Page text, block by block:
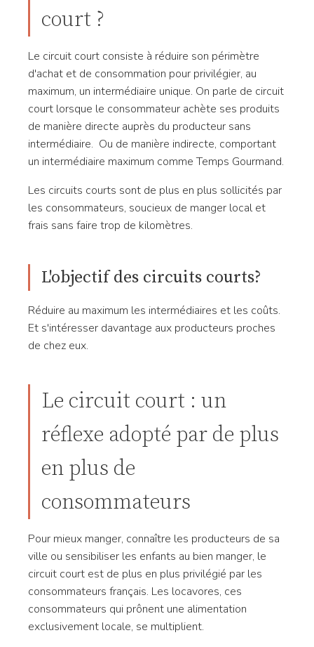
court ?
Le circuit court consiste à réduire son périmètre
d'achat et de consommation pour privilégier, au
maximum, un intermédiaire unique. On parle de circuit
court lorsque le consommateur achète ses produits
de manière directe auprès du producteur sans
intermédiaire. Ou de manière indirecte, comportant
un intermédiaire maximum comme Temps Gourmand.
Les circuits courts sont de plus en plus sollicités par
les consommateurs, soucieux de manger local et
frais sans faire trop de kilomètres.
L'objectif des circuits courts?
Réduire au maximum les intermédiaires et les coûts.
Et s'intéresser davantage aux producteurs proches
de chez eux.
Le circuit court : un
réflexe adopté par de plus
en plus de
consommateurs
Pour mieux manger, connaître les producteurs de sa
ville ou sensibiliser les enfants au bien manger, le
circuit court est de plus en plus privilégié par les
consommateurs français. Les locavores, ces
consommateurs qui prônent une alimentation
exclusivement locale, se multiplient.